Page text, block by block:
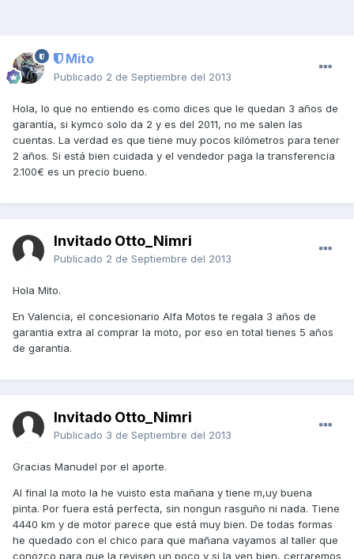
Mito
Publicado 2 de Septiembre del 2013
Hola, lo que no entiendo es como dices que le quedan 3 años de
garantía, si kymco solo da 2 y es del 2011, no me salen las
cuentas. La verdad es que tiene muy pocos kilómetros para tener
2 años. Si está bien cuidada y el vendedor paga la transferencia
2.100€ es un precio bueno.
Invitado Otto_Nimri
Publicado 2 de Septiembre del 2013
Hola Mito.
En Valencia, el concesionario Alfa Motos te regala 3 años de
garantia extra al comprar la moto, por eso en total tienes 5 años
de garantia.
Invitado Otto_Nimri
Publicado 3 de Septiembre del 2013
Gracias Manudel por el aporte.
Al final la moto la he vuisto esta mañana y tiene m,uy buena
pinta. Por fuera está perfecta, sin nongun rasguño ni nada. Tiene
4440 km y de motor parece que está muy bien. De todas formas
he quedado con el chico para que mañana vayamos al taller que
conozco para que la revisen un poco y si la ven bien, cerraremos